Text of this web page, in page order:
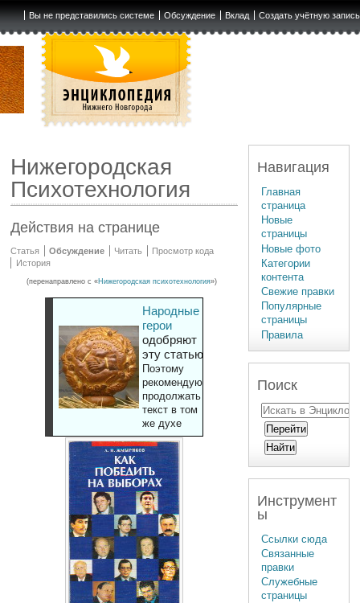
Вы не представились системе Обсуждение Вклад Создать учётную запись
Нижегородская
Психотехнология
Действия на странице
Статья Обсуждение Читать
Просмотр кода
История
(перенаправлено с «Нижегородская психотехнология»)
Народные
герои
одобряют
эту статью
Поэтому
рекомендуют
продолжать
текст в том
же духе
Навигация
Главная
страница
Новые
страницы
Новые фото
Категории
контента
Свежие правки
Популярные
страницы
Правила
Поиск
Инструмент
ы
Ссылки сюда
Связанные
правки
Служебные
страницы